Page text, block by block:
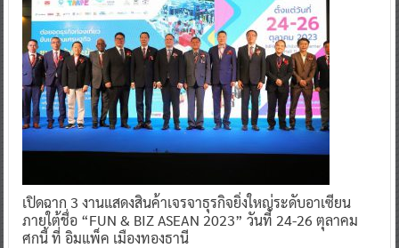
เปิดฉาก 3 งานแสดงสินค้าเจรจาธุรกิจยิ่งใหญ่ระดับอาเซียน
ภายใต้ชื่อ “FUN & BIZ ASEAN 2023” วันที่ 24-26 ตุลาคม
ศกนี้ ที่ อิมแพ็ค เมืองทองธานี